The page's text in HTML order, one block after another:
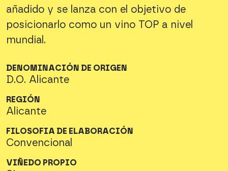
añadido y se lanza con el objetivo de
posicionarlo como un vino TOP a nivel
mundial.
DENOMINACIÓN DE ORIGEN
D.O. Alicante
REGIÓN
Alicante
FILOSOFIA DE ELABORACIÓN
Convencional
VIÑEDO PROPIO